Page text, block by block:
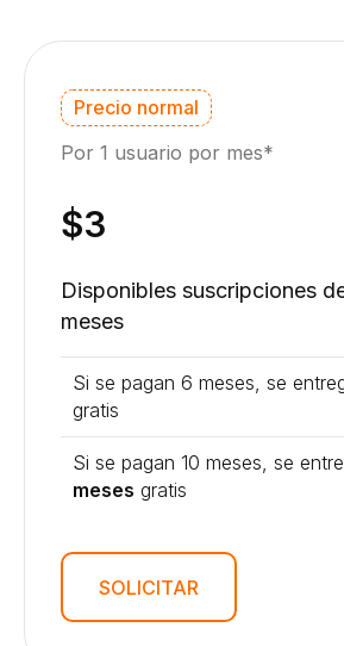
Precio normal
Por 1 usuario por mes*
$3
Disponibles suscripciones
meses
Si se pagan 6 meses, se
gratis
Si se pagan 10 meses, se
meses gratis
SOLICITAR